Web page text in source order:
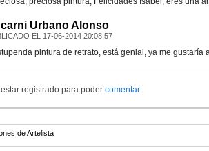
Urbano Alonso
EL 17-06-2014 20:08:57
pintura de retrato, está genial, ya me gustaría
registrado para poder comentar
de Artelista